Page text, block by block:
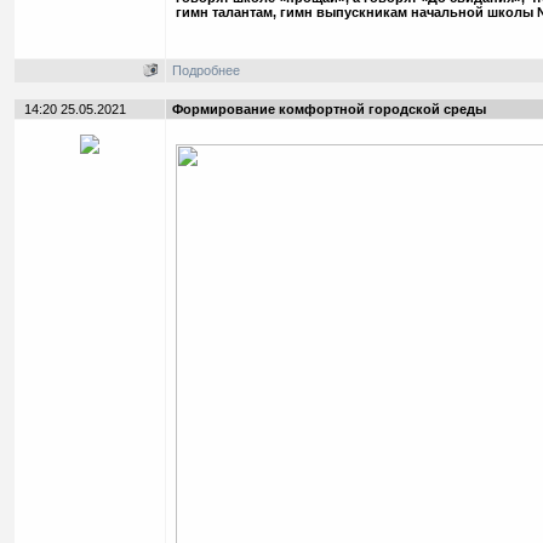
гимн талантам, гимн выпускникам начальной школы
Подробнее
14:20 25.05.2021 Формирование комфортной городской среды